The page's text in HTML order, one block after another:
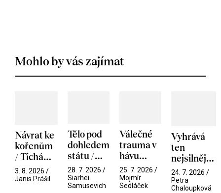
Mohlo by vás zajímat
Návrat ke
kořenům
/ Tichá
přítelkyně
3. 8. 2026 /
Janis Prášil
Tělo pod
dohledem
státu /
Pramen
28. 7. 2026 /
Siarhei
Samusevich
Válečné
trauma v
hávu
spektáklu
/ Odyssea
25. 7. 2026 /
Mojmír
Sedláček
Vyhrává
ten
nejsilnější
/ V nitru
manosféry
24. 7. 2026 /
Petra
Chaloupková